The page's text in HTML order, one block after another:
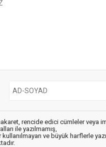
rencide edici cümleler veya
ile yazılmamış,
ve büyük harflerle